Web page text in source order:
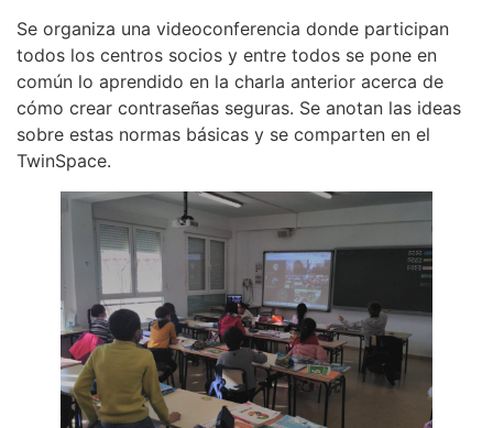
Se organiza una videoconferencia donde participan
todos los centros socios y entre todos se pone en
común lo aprendido en la charla anterior acerca de
cómo crear contraseñas seguras. Se anotan las ideas
sobre estas normas básicas y se comparten en el
TwinSpace.